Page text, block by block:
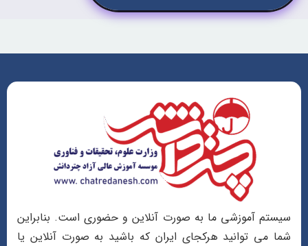
سیستم آموزشی ما به صورت آنلاین و حضوری است. بنابراین
شما می توانید هرکجای ایران که باشید به صورت آنلاین یا